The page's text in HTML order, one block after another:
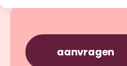
aanvragen